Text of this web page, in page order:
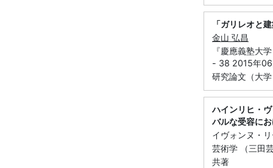
「ガリレオと
金山 弘昌
『慶應義塾大
- 38 2015年
研究論文（大
ハインリヒ・
バルな受容に
イヴォンヌ・
芸術学 （三田
共著